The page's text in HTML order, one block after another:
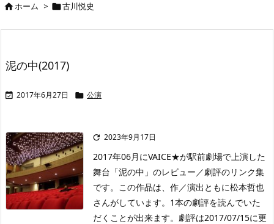
ホーム > 古川悦史
泥の中(2017)
 2017年6月27日  公演
 2023年9月17日
2017年06月にVAICE★が駅前劇場で上演した
舞台「泥の中」のレビュー／劇評のリンク集
です。この作品は、作／演出ともに松本哲也
さんがしています。1本の劇評を読んでいた
だくことが出来ます。劇評は2017/07/15に更